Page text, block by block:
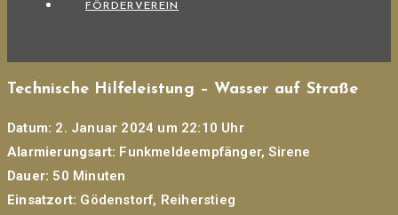
FÖRDERVEREIN
Technische Hilfeleistung – Wasser auf Straße
Datum: 2. Januar 2024 um 22:10 Uhr
Alarmierungsart: Funkmeldeempfänger, Sirene
Dauer: 50 Minuten
Einsatzort: Gödenstorf, Reiherstieg